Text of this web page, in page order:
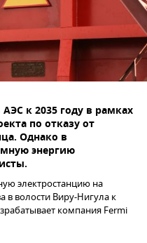
к 2035 году в рамках
по отказу от
Однако в
энергию
электростанцию на
волости Виру-Нигула к
компания Fermi